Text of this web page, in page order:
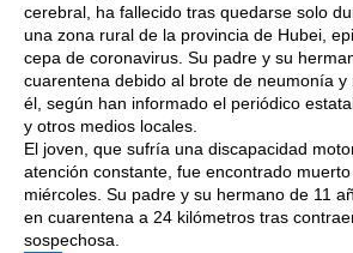
cerebral, ha fallecido tras quedarse solo
una zona rural de la provincia de Hubei,
cepa de coronavirus. Su padre y su
cuarentena debido al brote de neumonía y
él, según han informado el periódico
y otros medios locales.
El joven, que sufría una discapacidad
atención constante, fue encontrado
miércoles. Su padre y su hermano de 11
en cuarentena a 24 kilómetros tras
sospechosa.